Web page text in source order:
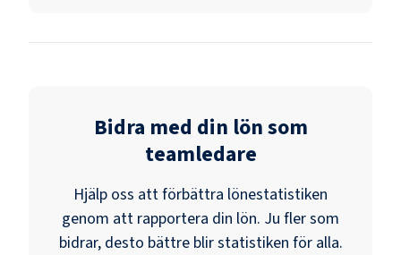
Bidra med din lön som
teamledare
Hjälp oss att förbättra lönestatistiken
genom att rapportera din lön. Ju fler som
bidrar, desto bättre blir statistiken för alla.